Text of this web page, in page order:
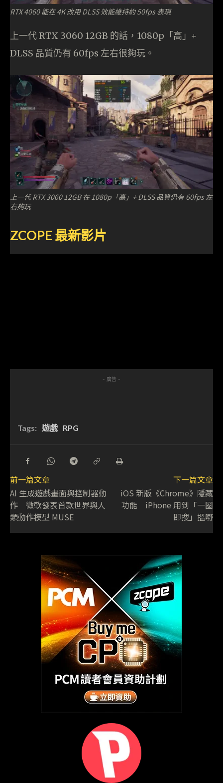
RTX 4060 能在 4K 改用 DLSS 效能維持約 50fps 表現
上一代 RTX 3060 12GB 的話，1080p「高」+
DLSS 品質仍有 60fps 左右很夠玩。
上一代 RTX 3060 12GB 在 1080p「高」+ DLSS 品質仍有 60fps 左
右夠玩
ZCOPE 最新影片
- 廣告 -
Tags: 遊戲 RPG
前一篇文章
AI 生成遊戲畫面與控制器動
作 微軟發表首款世界與人
類動作模型 MUSE
下一篇文章
iOS 新版《Chrome》隱藏
功能 iPhone 用到「一圈
即搜」搵嘢